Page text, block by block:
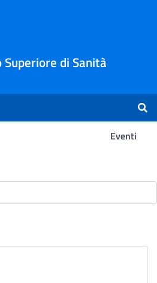
di Sanità
Eventi
Ricerca -